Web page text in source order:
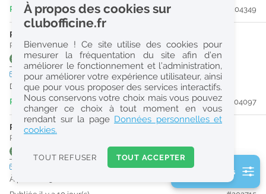
Réinitialiser
2
0
k
m
Consulter les offres de la France d'outre-mer
Publiée il y a 2 jour(s)
#204349
PRÉPARATEUR EN PHARMACIE (H/F)
Pharmacie d'Officine|95260 Beaumont-Sur-Oise
1304 6' 1302 1305 6' Soir 6' 100 1301 11'+5
CDI temps plein
Dès que possible
Publiée il y a 5 jour(s)
#204097
PRÉPARATEUR EN PHARMACIE (H/F)
Pharmacie d'Officine
1113
À partir du 30/08/26
2 filtre(s) actifs
À propos des cookies sur
clubofficine.fr
Bienvenue ! Ce site utilise des cookies pour
mesurer la fréquentation du site afin d’en
améliorer le fonctionnement et l’administration,
pour améliorer votre expérience utilisateur, ainsi
que pour vous proposer des services interactifs.
Nous conservons votre choix mais vous pouvez
changer ce choix à tout moment en vous
rendant sur la page Données personnelles et
cookies.
TOUT REFUSER TOUT ACCEPTER